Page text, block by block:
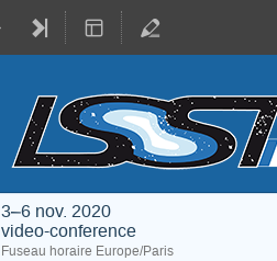
3–6 nov. 2020
video-conference
Fuseau horaire Europe/Paris